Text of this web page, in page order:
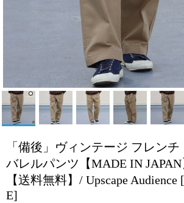
「備後」ヴィンテージ フレン
バレルパンツ【MADE IN JAPAN
【送料無料】/ Upscape Audience
E]